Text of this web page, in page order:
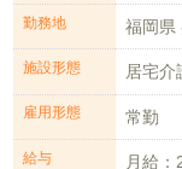
勤務地 福岡県
施設形態 居宅介
雇用形態 常勤
給与 月給：